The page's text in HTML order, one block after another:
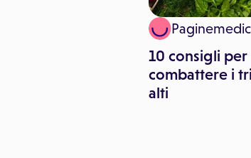
10 consigli per
combattere i
alti